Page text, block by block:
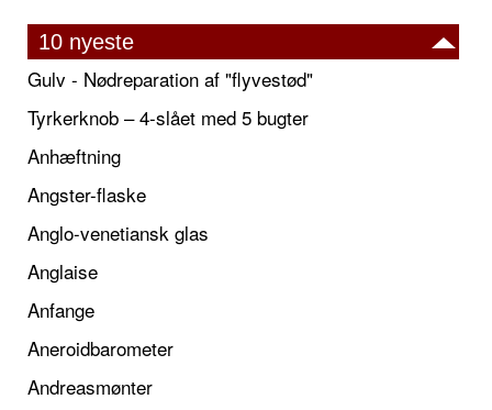
10 nyeste
Gulv - Nødreparation af "flyvestød"
Tyrkerknob – 4-slået med 5 bugter
Anhæftning
Angster-flaske
Anglo-venetiansk glas
Anglaise
Anfange
Aneroidbarometer
Andreasmønter